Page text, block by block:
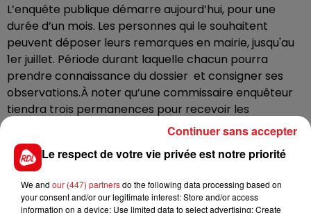
L’enquête publique démarre aujourd’hui, pour une
durée d’un mois. Les personnes qui le souhaitent
peuvent déposer leurs remarques en mairie, jusqu'au
1er juillet. Période durant laquelle chacun pourra
prendre connaissance du dossier et consigner ses
observations.À noter qu’une commissaire enquêteur
tiendra trois permanences pour recevoir les
observations : le mercredi 1er juin, de 9 heures à 12
heures, le mercredi 8 juin, de 14 heures à 17 heures, le
mardi 14 juin, de 16 heures à 19 heures, le samedi 25 juin,
de 9 heures à 12 heures, et le vendredi 1er juillet, de 14
heures à 17 heures.
Le respect de votre vie privée est notre priorité
We and our (447) partnersdo the following data processing based on
your consent and/or our legitimate interest: Store and/or access
information on a device; Use limited data to select advertising; Create
Continuer sans accepter